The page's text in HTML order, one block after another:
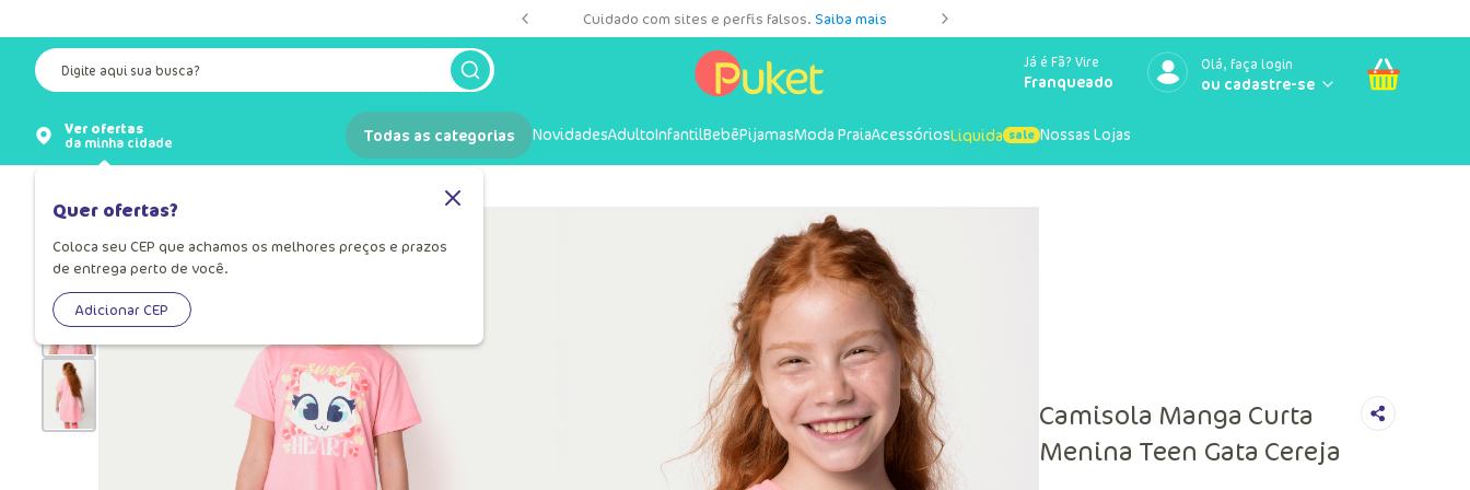
Cuidado com sites e perfis falsos. Saiba mais
Digite aqui sua busca? Já é Fã? Vire
Franqueado
Olá, faça login
Ver ofertas
da minha cidade
Quer ofertas?
Coloca seu CEP que achamos os melhores preços e prazos
de entrega perto de você.
Adicionar CEP
Todas as categorias NovidadesAdultoInfantilBebêPijamasModa PraiaAcessóriosLiquida Nossas Lojas
Camisola Manga Curta
Menina Teen Gata Cereja